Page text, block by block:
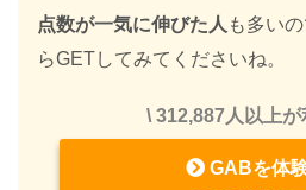
点数が一気に伸びた人 も多い
らGETしてみてくださいね。
\ 312,887人以上が
GABを体